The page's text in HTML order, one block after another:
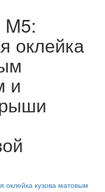
оклейка
и